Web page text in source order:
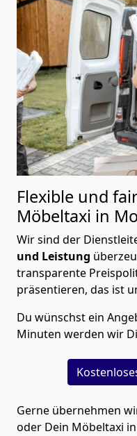
Flexible und
Möbeltaxi in
Wir sind der
und Leistung
transparente
präsentieren, das ist
Du wünschst ein
Minuten werden wir
Gerne übernehmen
oder Dein Möbeltaxi